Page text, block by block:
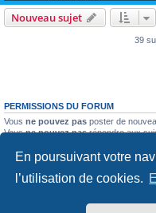
En poursuivant votre
l’utilisation de cookies.
Nouveau sujet
39
PERMISSIONS DU FORUM
Vous ne pouvez pas poster de
Vousne pouvez pasrépondre aux
Vousne pouvez passupprimer vos
ne pouvez pas joindre des